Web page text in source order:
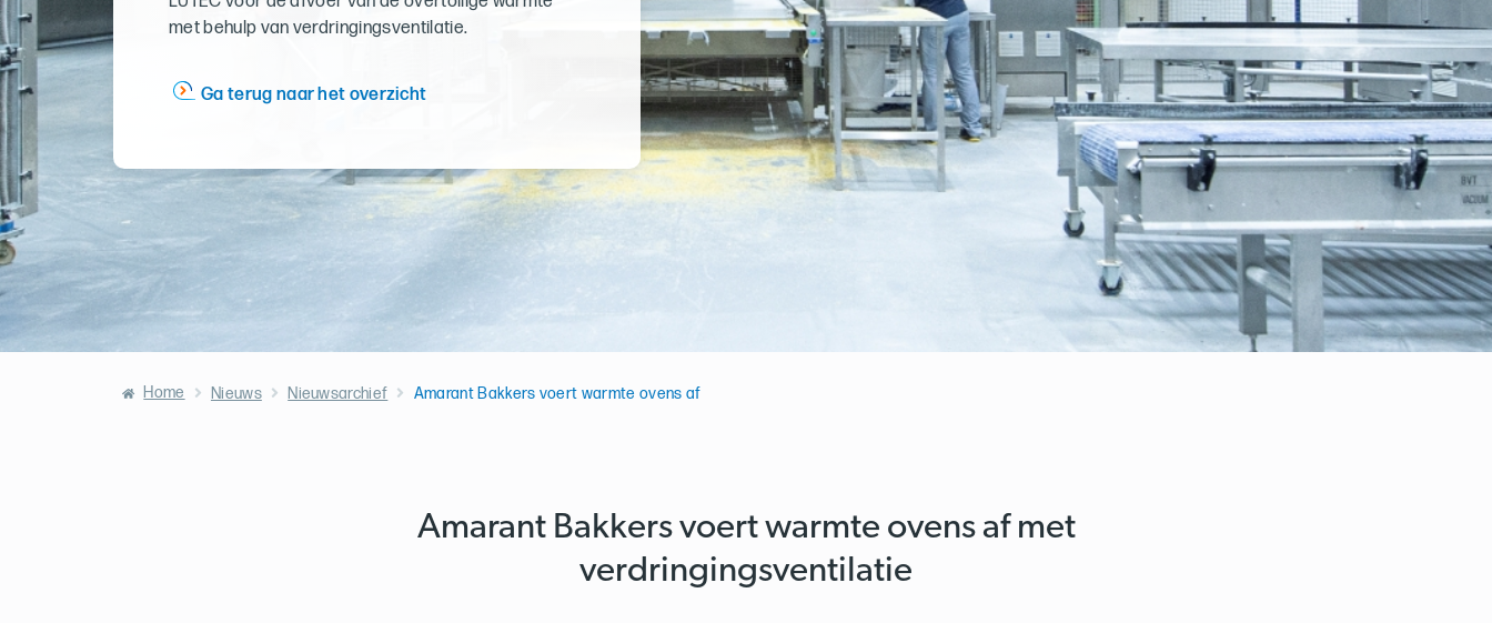
met behulp van verdringingsventilatie.
Ga terug naar het overzicht
Home Nieuws Nieuwsarchief Amarant Bakkers voert warmte ovens af
Amarant Bakkers voert warmte ovens af met
verdringingsventilatie